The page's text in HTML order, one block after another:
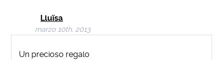
Lluïsa
marzo 10th, 2013
Un precioso regalo